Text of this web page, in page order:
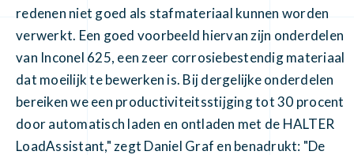
redenen niet goed als stafmateriaal kunnen worden
verwerkt. Een goed voorbeeld hiervan zijn onderdelen
van Inconel 625, een zeer corrosiebestendig materiaal
dat moeilijk te bewerken is. Bij dergelijke onderdelen
bereiken we een productiviteitsstijging tot 30 procent
door automatisch laden en ontladen met de HALTER
LoadAssistant," zegt Daniel Graf en benadrukt: "De